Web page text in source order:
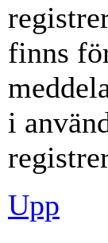
finns
i
Upp